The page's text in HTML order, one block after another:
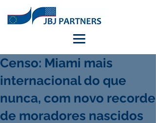
Censo: Miami mais
internacional do que
nunca, com novo recorde
de moradores nascidos